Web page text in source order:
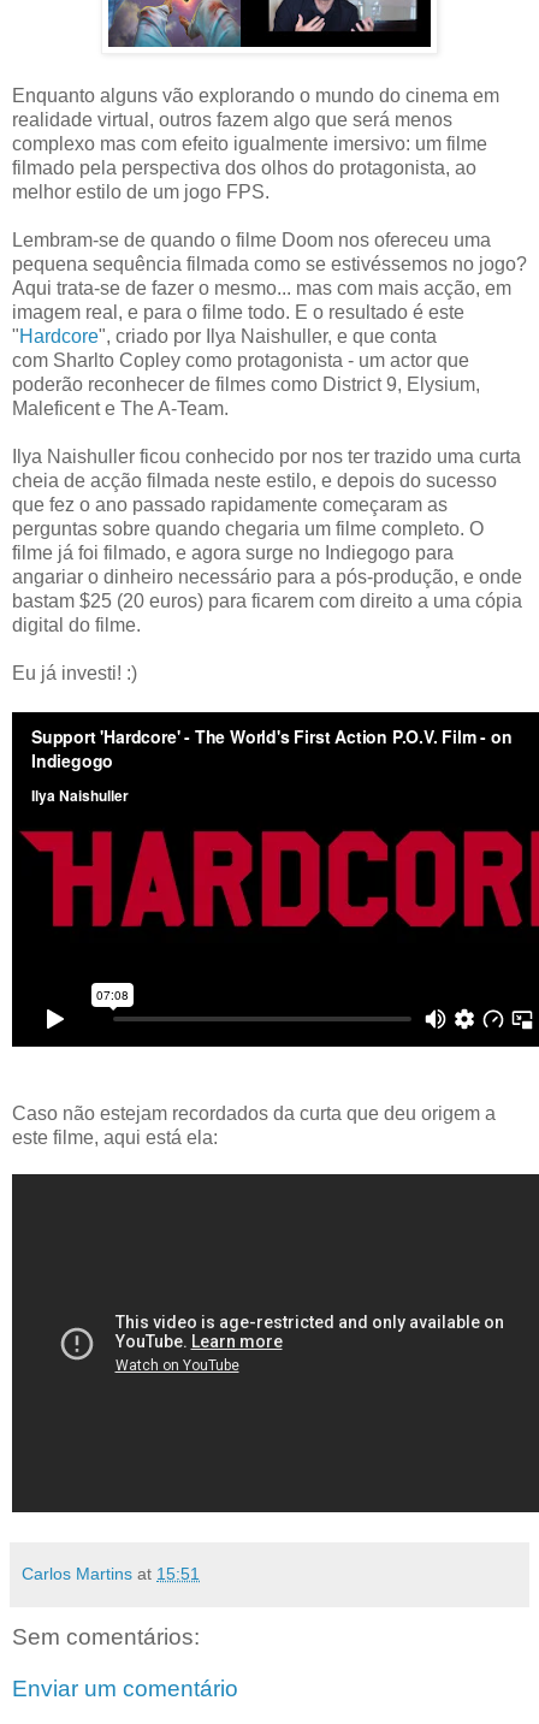
Enquanto alguns vão explorando o mundo do cinema em
realidade virtual, outros fazem algo que será menos
complexo mas com efeito igualmente imersivo: um filme
filmado pela perspectiva dos olhos do protagonista, ao
melhor estilo de um jogo FPS.
Lembram-se de quando o filme Doom nos ofereceu uma
pequena sequência filmada como se estivéssemos no jogo?
Aqui trata-se de fazer o mesmo... mas com mais acção, em
imagem real, e para o filme todo. E o resultado é este
"Hardcore", criado por Ilya Naishuller, e que conta
com Sharlto Copley como protagonista - um actor que
poderão reconhecer de filmes como District 9, Elysium,
Maleficent e The A-Team.
Ilya Naishuller ficou conhecido por nos ter trazido uma curta
cheia de acção filmada neste estilo, e depois do sucesso
que fez o ano passado rapidamente começaram as
perguntas sobre quando chegaria um filme completo. O
filme já foi filmado, e agora surge no Indiegogo para
angariar o dinheiro necessário para a pós-produção, e onde
bastam $25 (20 euros) para ficarem com direito a uma cópia
digital do filme.
Eu já investi! :)
Caso não estejam recordados da curta que deu origem a
este filme, aqui está ela:
Carlos Martins at 15:51
Sem comentários:
Enviar um comentário